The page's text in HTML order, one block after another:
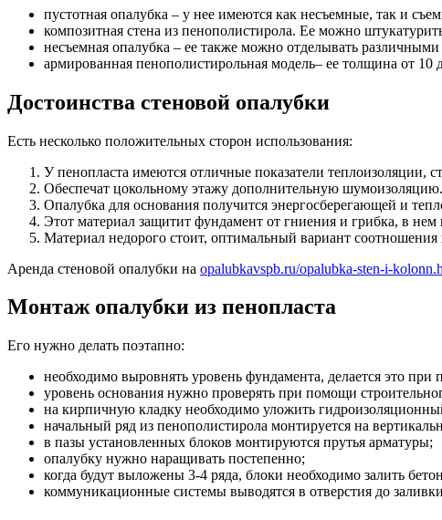
пустотная опалубка – у нее имеются как несъемные, так и
композитная стена из пенополистирола. Ее можно
несъемная опалубка – ее также можно отделывать
армированная пенополистирольная модель– ее толщина от 10
Достоинства стеновой опалубки
Есть несколько положительных сторон использования:
У пенопласта имеются отличные показатели теплоизоляции,
Обеспечат цокольному этажу дополнительную шумоизоляцию.
Опалубка для основания получится энергосберегающей и
Этот материал защитит фундамент от гниения и грибка, в нем
Материал недорого стоит, оптимальный вариант соотношения
Аренда стеновой опалубки на opalubkavspb.ru/opalubka-sten-i-
Монтаж опалубки из пенопласта
Его нужно делать поэтапно:
необходимо выровнять уровень фундамента, делается это
уровень основания нужно проверять при помощи
на кирпичную кладку необходимо уложить
начальный ряд из пенополистирола монтируется на
в пазы установленных блоков монтируются прутья арматуры;
опалубку нужно наращивать постепенно;
когда будут выложены 3-4 ряда, блоки необходимо залить
коммуникационные системы выводятся в отверстия до